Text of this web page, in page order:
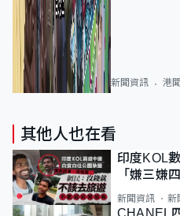
新聞資訊 港聞
其他人也在看
印度KOL
「嫌三嫌
質旅客
新聞資訊 新
CHANEL